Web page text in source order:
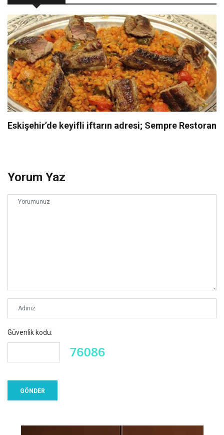
Eskişehir’de keyifli iftarın adresi; Sempre Restoran
Yorum Yaz
Güvenlik kodu: